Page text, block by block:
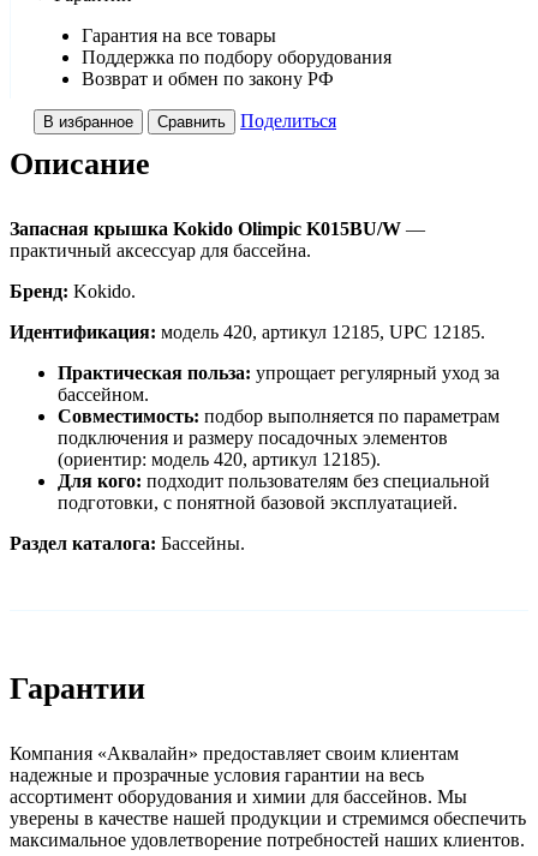
Гарантия на все товары
Поддержка по подбору оборудования
Возврат и обмен по закону РФ
В избранное Сравнить Поделиться
Описание
Запасная крышка Kokido Olimpic K015BU/W —
практичный аксессуар для бассейна.
Бренд: Kokido.
Идентификация: модель 420, артикул 12185, UPC 12185.
Практическая польза: упрощает регулярный уход за
бассейном.
Совместимость: подбор выполняется по параметрам
подключения и размеру посадочных элементов
(ориентир: модель 420, артикул 12185).
Для кого: подходит пользователям без специальной
подготовки, с понятной базовой эксплуатацией.
Раздел каталога: Бассейны.
Гарантии
Компания «Аквалайн» предоставляет своим клиентам
надежные и прозрачные условия гарантии на весь
ассортимент оборудования и химии для бассейнов. Мы
уверены в качестве нашей продукции и стремимся обеспечить
максимальное удовлетворение потребностей наших клиентов.